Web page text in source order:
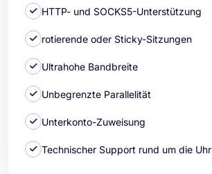
HTTP- und SOCKS5-Unterstützung
rotierende oder Sticky-Sitzungen
Ultrahohe Bandbreite
Unbegrenzte Parallelität
Unterkonto-Zuweisung
Technischer Support rund um die Uhr